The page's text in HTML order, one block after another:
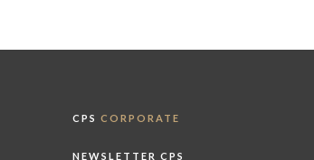
CPS CORPORATE
NEWSLETTER CPS